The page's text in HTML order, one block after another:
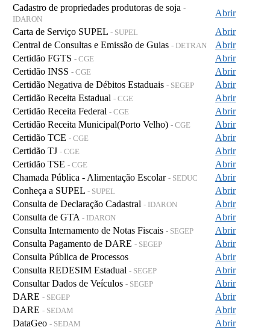
Cadastro de propriedades produtoras de soja -
IDARON
Abrir
Carta de Serviço SUPEL - SUPEL
Abrir
Central de Consultas e Emissão de Guias - DETRAN
Abrir
Certidão FGTS - CGE
Abrir
Certidão INSS - CGE
Abrir
Certidão Negativa de Débitos Estaduais - SEGEP
Abrir
Certidão Receita Estadual - CGE
Abrir
Certidão Receita Federal - CGE
Abrir
Certidão Receita Municipal(Porto Velho) - CGE
Abrir
Certidão TCE - CGE
Abrir
Certidão TJ - CGE
Abrir
Certidão TSE - CGE
Abrir
Chamada Pública - Alimentação Escolar - SEDUC
Abrir
Conheça a SUPEL - SUPEL
Abrir
Consulta de Declaração Cadastral - IDARON
Abrir
Consulta de GTA - IDARON
Abrir
Consulta Internamento de Notas Fiscais - SEGEP
Abrir
Consulta Pagamento de DARE - SEGEP
Abrir
Consulta Pública de Processos
Abrir
Consulta REDESIM Estadual - SEGEP
Abrir
Consultar Dados de Veículos - SEGEP
Abrir
DARE - SEGEP
Abrir
DARE - SEDAM
Abrir
DataGeo - SEDAM
Abrir